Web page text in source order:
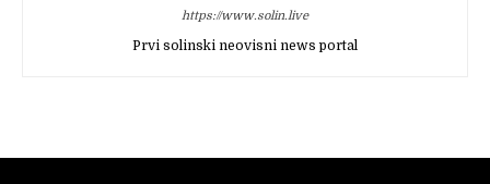
https://www.solin.live
Prvi solinski neovisni news portal